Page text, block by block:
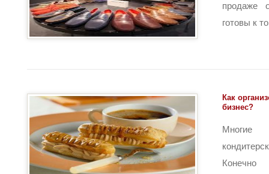
продаже
готовы к
Как
бизнес?